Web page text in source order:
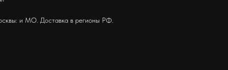
и МО. Доставка в регионы РФ.